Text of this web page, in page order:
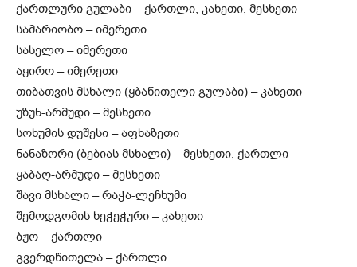
ქართლური გულაბი – ქართლი, კახეთი, მესხეთი
სამარიობო – იმერეთი
სასელო – იმერეთი
აყირო – იმერეთი
თიბათვის მსხალი (ყბაწითელი გულაბი) – კახეთი
უზუნ-არმუდი – მესხეთი
სოხუმის დუშესი – აფხაზეთი
ნანაზორი (ბებიას მსხალი) – მესხეთი, ქართლი
ყაბაღ-არმუდი – მესხეთი
შავი მსხალი – რაჭა-ლეჩხუმი
შემოდგომის ხეჭეჭური – კახეთი
ბჟო – ქართლი
გვერდწითელა – ქართლი